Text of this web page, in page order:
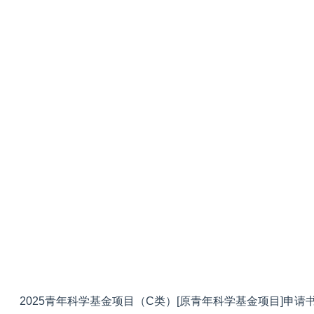
2025青年科学基金项目（C类）[原青年科学基金项目]申请